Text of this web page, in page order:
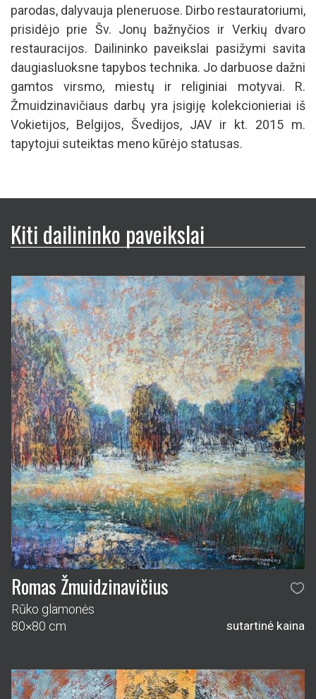
parodas, dalyvauja pleneruose. Dirbo restauratoriumi,
prisidėjo prie Šv. Jonų bažnyčios ir Verkių dvaro
restauracijos. Dailininko paveikslai pasižymi savita
daugiasluoksne tapybos technika. Jo darbuose dažni
gamtos virsmo, miestų ir religiniai motyvai. R.
Žmuidzinavičiaus darbų yra įsigiję kolekcionieriai iš
Vokietijos, Belgijos, Švedijos, JAV ir kt. 2015 m.
tapytojui suteiktas meno kūrėjo statusas.
Kiti dailininko paveikslai
Romas Žmuidzinavičius
Rūko glamonės
80×80 cm
sutartinė kaina